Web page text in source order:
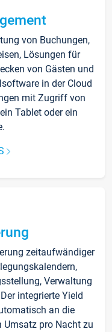
von Buchungen,
Lösungen für
von Gästen und
in der Cloud
mit Zugriff von
Tablet oder ein
zeitaufwändiger
Verwaltung
integrierte Yield
an die
pro Nacht zu